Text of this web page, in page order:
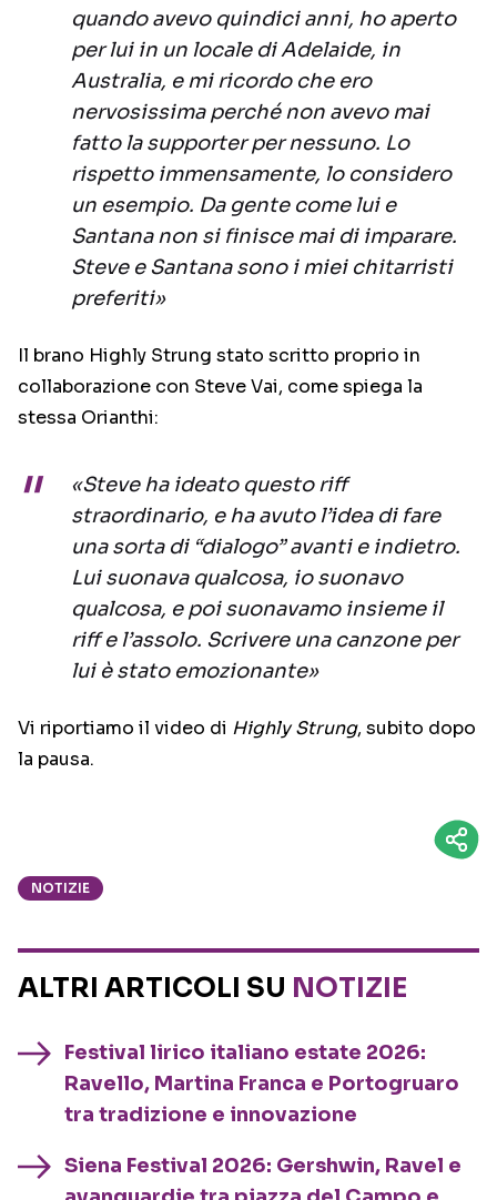
quando avevo quindici anni, ho aperto
per lui in un locale di Adelaide, in
Australia, e mi ricordo che ero
nervosissima perché non avevo mai
fatto la supporter per nessuno. Lo
rispetto immensamente, lo considero
un esempio. Da gente come lui e
Santana non si finisce mai di imparare.
Steve e Santana sono i miei chitarristi
preferiti»
Il brano Highly Strung stato scritto proprio in
collaborazione con Steve Vai, come spiega la
stessa Orianthi:
«Steve ha ideato questo riff
straordinario, e ha avuto l’idea di fare
una sorta di “dialogo” avanti e indietro.
Lui suonava qualcosa, io suonavo
qualcosa, e poi suonavamo insieme il
riff e l’assolo. Scrivere una canzone per
lui è stato emozionante»
Vi riportiamo il video di Highly Strung, subito dopo
la pausa.
NOTIZIE
ALTRI ARTICOLI SU NOTIZIE
Festival lirico italiano estate 2026:
Ravello, Martina Franca e Portogruaro
tra tradizione e innovazione
Siena Festival 2026: Gershwin, Ravel e